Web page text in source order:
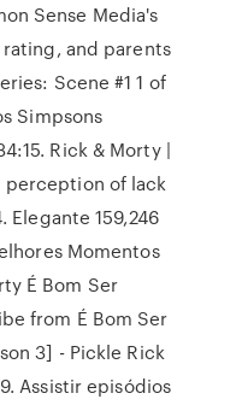
Sense Media's
and parents
Scene #1 1 of
Simpsons
Rick & Morty |
perception of lack
Elegante 159,246
Momentos
É Bom Ser
from É Bom Ser
3] - Pickle Rick
Assistir episódios